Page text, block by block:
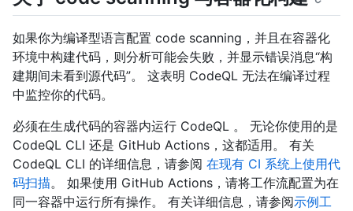
如果你为编译型语言配置 code scanning，并且在容器化
环境中构建代码，则分析可能会失败，并显示错误消息“构
建期间未看到源代码”。 这表明 CodeQL 无法在编译过程
中监控你的代码。
必须在生成代码的容器内运行 CodeQL 。 无论你使用的是
CodeQL CLI 还是 GitHub Actions，这都适用。 有关
CodeQL CLI 的详细信息，请参阅 在现有 CI 系统上使用代
码扫描。 如果使用 GitHub Actions，请将工作流配置为在
同一容器中运行所有操作。 有关详细信息，请参阅示例工